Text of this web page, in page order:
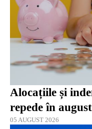
Alocațiile și
repede în
05 AUGUST 2026